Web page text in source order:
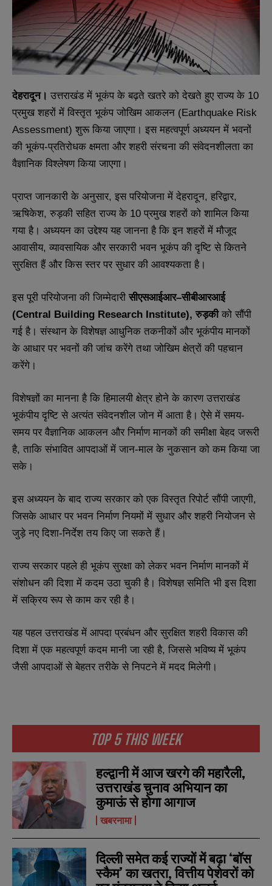
N
m
N
m
TOP 5 THIS WEEK
हल्द्वानी में आज खरगे की महारैली,
उत्तराखंड चुनाव अभियान का
कुमाऊं से होगा आगाज
खबरनामा
दिल्ली समेत कई राज्यों में बढ़ा ‘बॉस
स्कैम’ का खतरा, वित्तीय पेशेवरों को
देहरादून। उत्तराखंड में भूकंप के बढ़ते खतरे को देखते हुए राज्य के 10
प्रमुख शहरों में विस्तृत भूकंप जोखिम आकलन (Earthquake Risk
Assessment) शुरू किया जाएगा। इस महत्वपूर्ण अध्ययन में भवनों
की भूकंप-प्रतिरोधक क्षमता और शहरी संरचना की संवेदनशीलता का
वैज्ञानिक विश्लेषण किया जाएगा।
प्राप्त जानकारी के अनुसार, इस परियोजना में देहरादून, हरिद्वार,
ऋषिकेश, रुड़की सहित राज्य के 10 प्रमुख शहरों को शामिल किया
गया है। अध्ययन का उद्देश्य यह जानना है कि इन शहरों में मौजूद
आवासीय, व्यावसायिक और सरकारी भवन भूकंप की दृष्टि से कितने
सुरक्षित हैं और किस स्तर पर सुधार की आवश्यकता है।
इस पूरी परियोजना की जिम्मेदारी सीएसआईआर–सीबीआरआई
(Central Building Research Institute), रुड़कीको सौंपी
गई है। संस्थान के विशेषज्ञ आधुनिक तकनीकों और भूकंपीय मानकों
के आधार पर भवनों की जांच करेंगे तथा जोखिम क्षेत्रों की पहचान
करेंगे।
विशेषज्ञों का मानना है कि हिमालयी क्षेत्र होने के कारण उत्तराखंड
भूकंपीय दृष्टि से अत्यंत संवेदनशील जोन में आता है। ऐसे में समय-
समय पर वैज्ञानिक आकलन और निर्माण मानकों की समीक्षा बेहद जरूरी
है, ताकि संभावित आपदाओं में जान-माल के नुकसान को कम किया जा
सके।
इस अध्ययन के बाद राज्य सरकार को एक विस्तृत रिपोर्ट सौंपी जाएगी,
जिसके आधार पर भवन निर्माण नियमों में सुधार और शहरी नियोजन से
जुड़े नए दिशा-निर्देश तय किए जा सकते हैं।
राज्य सरकार पहले ही भूकंप सुरक्षा को लेकर भवन निर्माण मानकों में
संशोधन की दिशा में कदम उठा चुकी है। विशेषज्ञ समिति भी इस दिशा
में सक्रिय रूप से काम कर रही है।
यह पहल उत्तराखंड में आपदा प्रबंधन और सुरक्षित शहरी विकास की
दिशा में एक महत्वपूर्ण कदम मानी जा रही है, जिससे भविष्य में भूकंप
जैसी आपदाओं से बेहतर तरीके से निपटने में मदद मिलेगी।